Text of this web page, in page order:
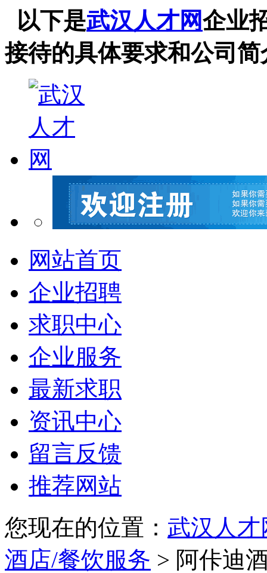
以下是武汉人才网企业
接待的具体要求和公司
网站首页
企业招聘
求职中心
企业服务
最新求职
资讯中心
留言反馈
推荐网站
您现在的位置： 武汉人才
酒店/餐饮服务 > 阿佧迪